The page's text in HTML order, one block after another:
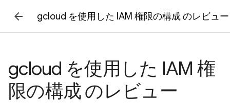
gcloud を使用した IAM 権限の構成 のレビュー
gcloud を使用した IAM 権
限の構成 のレビュー